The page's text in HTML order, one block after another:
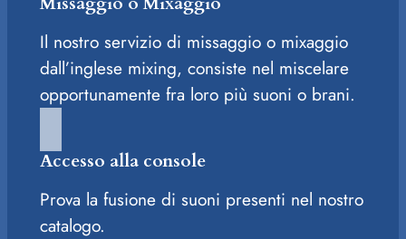
Il nostro servizio di missaggio o mixaggio
dall’inglese mixing, consiste nel miscelare
opportunamente fra loro più suoni o brani.
Accesso alla console
Prova la fusione di suoni presenti nel nostro
catalogo.